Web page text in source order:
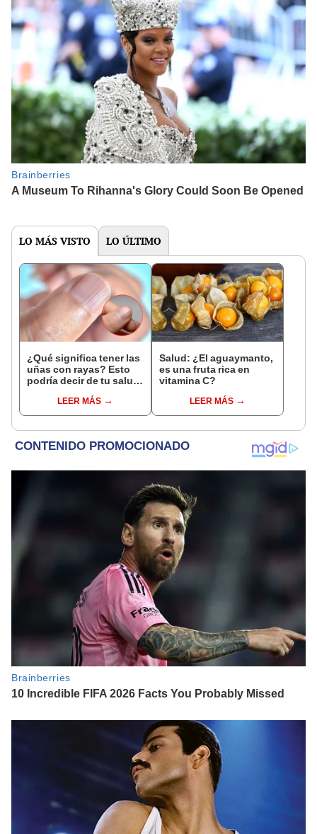
LO MÁS VISTO LO ÚLTIMO
¿Qué significa tener las
uñas con rayas? Esto
podría decir de tu salud
LEER MÁS
Salud: ¿El aguaymanto,
es una fruta rica en
vitamina C?
LEER MÁS